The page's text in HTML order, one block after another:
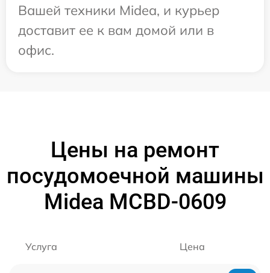
Вашей техники Midea, и курьер
доставит ее к вам домой или в
офис.
Цены на ремонт
посудомоечной машины
Midea MCBD-0609
Услуга Цена